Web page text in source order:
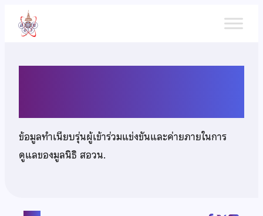
เนื้อหา
ข้อมูลทำเนียบรุ่นผู้เข้าร่วมแข่งขันและค่ายภายในการ
ดูแลของมูลนิธิ สอวน.